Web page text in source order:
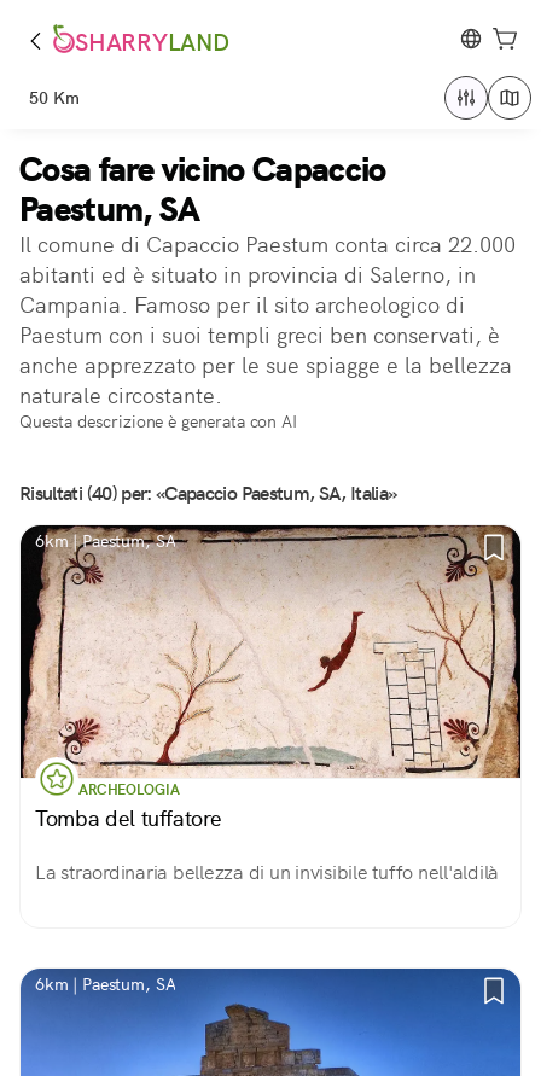
SHARRYLAND
50 Km
Cosa fare vicino Capaccio
Paestum, SA
Il comune di Capaccio Paestum conta circa 22.000
abitanti ed è situato in provincia di Salerno, in
Campania. Famoso per il sito archeologico di
Paestum con i suoi templi greci ben conservati, è
anche apprezzato per le sue spiagge e la bellezza
naturale circostante.
Questa descrizione è generata con AI
Risultati (40) per: «Capaccio Paestum, SA, Italia»
6km | Paestum, SA
ARCHEOLOGIA
Tomba del tuffatore
La straordinaria bellezza di un invisibile tuffo nell'aldilà
6km | Paestum, SA